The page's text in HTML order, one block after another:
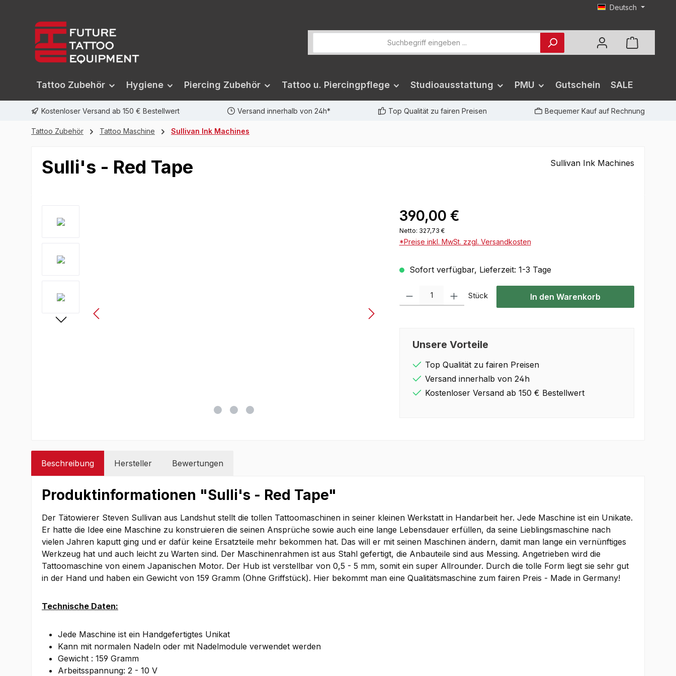
Deutsch
Tattoo Zubehör Hygiene Piercing Zubehör Tattoo u. Piercingpflege Studioausstattung PMU Gutschein SALE
Kostenloser Versand ab 150 € Bestellwert Versand innerhalb von 24h* Top Qualität zu fairen Preisen Bequemer Kauf auf Rechnung
Tattoo Zubehör Tattoo Maschine Sullivan Ink Machines
Sulli's - Red Tape Sullivan Ink Machines
390,00 €
Netto: 327,73 €
*Preise inkl. MwSt. zzgl. Versandkosten
Sofort verfügbar, Lieferzeit: 1-3 Tage
Stück In den Warenkorb
Unsere Vorteile
Top Qualität zu fairen Preisen
Versand innerhalb von 24h
Kostenloser Versand ab 150 € Bestellwert
Beschreibung Hersteller Bewertungen
Produktinformationen "Sulli's - Red Tape"
Der Tätowierer Steven Sullivan aus Landshut stellt die tollen Tattoomaschinen in seiner kleinen Werkstatt in Handarbeit her. Jede Maschine ist ein Unikate.
Er hatte die Idee eine Maschine zu konstruieren die seinen Ansprüche sowie auch eine lange Lebensdauer erfüllen, da seine Lieblingsmaschine nach
vielen Jahren kaputt ging und er dafür keine Ersatzteile mehr bekommen hat. Das will er mit seinen Maschinen ändern, damit man lange ein vernünftiges
Werkzeug hat und auch leicht zu Warten sind. Der Maschinenrahmen ist aus Stahl gefertigt, die Anbauteile sind aus Messing. Angetrieben wird die
Tattoomaschine von einem Japanischen Motor. Der Hub ist verstellbar von 0,5 - 5 mm, somit ein super Allrounder. Durch die tolle Form liegt sie sehr gut
in der Hand und haben ein Gewicht von 159 Gramm (Ohne Griffstück). Hier bekommt man eine Qualitätsmaschine zum fairen Preis - Made in Germany!
Technische Daten:
Jede Maschine ist ein Handgefertigtes Unikat
Kann mit normalen Nadeln oder mit Nadelmodule verwendet werden
Gewicht : 159 Gramm
Arbeitsspannung: 2 - 10 V